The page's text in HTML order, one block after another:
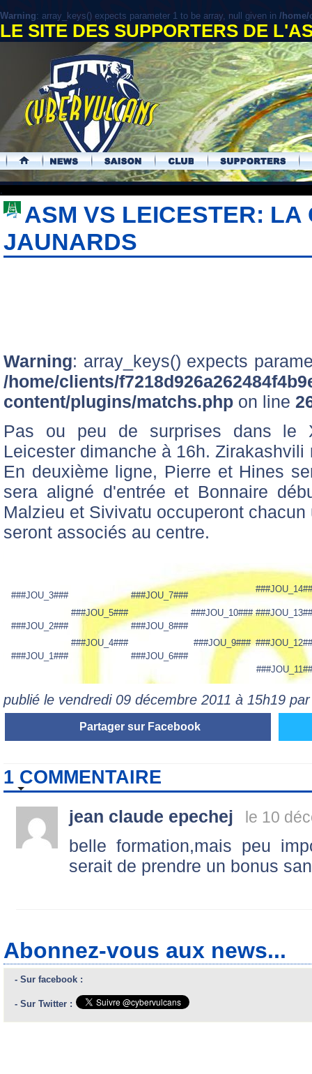
Warning: array_keys() expects parameter 1 to be array, null given in /home/
LE SITE DES SUPPORTERS DE
.
ASM VS LEICESTER: LA
JAUNARDS
Warning: array_keys() expects
/home/clients/
content/plugins/matchs.php on line
Pas ou peu de surprises dans le
Leicester dimanche à 16h.
En deuxième ligne, Pierre et Hines
sera aligné d'entrée et Bonnaire
Malzieu et Sivivatu occuperont
seront associés au centre.
###JOU_3###
###JOU_7###
###JOU_5###
###JOU_10###
###JOU_2###
###JOU_8###
###JOU_4###
###JOU_9###
###JOU_1###
###JOU_6###
publié le vendredi 09 décembre 2011 à 15h19
Partager sur Facebook
1 COMMENTAIRE
jean claude epechej le 10
belle formation,mais peu
serait de prendre un bonus
Abonnez-vous aux news...
- Sur facebook :
- Sur Twitter :